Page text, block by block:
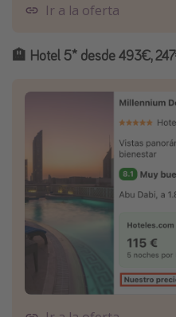
Ir a la oferta
🏨 Hotel 5* desde 493€,